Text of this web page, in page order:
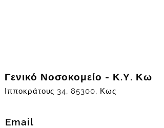
Γενικό Νοσοκομείο - Κ.Υ. Κω
Ιπποκράτους 34, 85300, Κως
Email